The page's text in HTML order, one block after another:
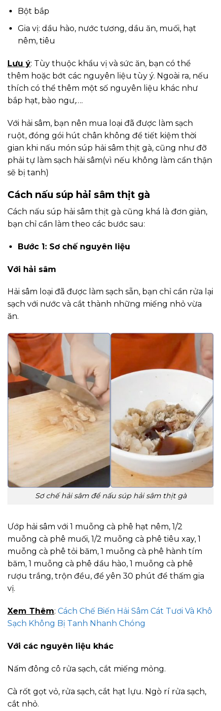
Bột bắp
Gia vị: dầu hào, nước tương, dầu ăn, muối, hạt
nêm, tiêu
Lưu ý: Tùy thuộc khẩu vị và sức ăn, bạn có thể
thêm hoặc bớt các nguyên liệu tùy ý. Ngoài ra, nếu
thích có thể thêm một số nguyên liệu khác như
bắp hạt, bào ngư,….
Với hải sâm, bạn nên mua loại đã được làm sạch
ruột, đóng gói hút chân không để tiết kiệm thời
gian khi nấu món súp hải sâm thịt gà, cũng như đỡ
phải tự làm sạch hải sâm(vì nếu không làm cẩn thận
sẽ bị tanh)
Cách nấu súp hải sâm thịt gà
Cách nấu súp hải sâm thịt gà cũng khá là đơn giản,
bạn chỉ cần làm theo các bước sau:
Bước 1: Sơ chế nguyên liệu
Với hải sâm
Hải sâm loại đã được làm sạch sẵn, bạn chỉ cần rửa lại
sạch với nước và cắt thành những miếng nhỏ vừa
ăn.
Sơ chế hải sâm để nấu súp hải sâm thịt gà
Ướp hải sâm với 1 muỗng cà phê hạt nêm, 1/2
muỗng cà phê muối, 1/2 muỗng cà phê tiêu xay, 1
muỗng cà phê tỏi băm, 1 muỗng cà phê hành tím
băm, 1 muỗng cà phê dầu hào, 1 muỗng cà phê
rượu trắng, trộn đều, để yên 30 phút để thấm gia
vị.
Xem Thêm: Cách Chế Biến Hải Sâm Cát Tươi Và Khô
Sạch Không Bị Tanh Nhanh Chóng
Với các nguyên liệu khác
Nấm đông cô rửa sạch, cắt miếng mỏng.
Cà rốt gọt vỏ, rửa sạch, cắt hạt lựu. Ngò rí rửa sạch,
cắt nhỏ.